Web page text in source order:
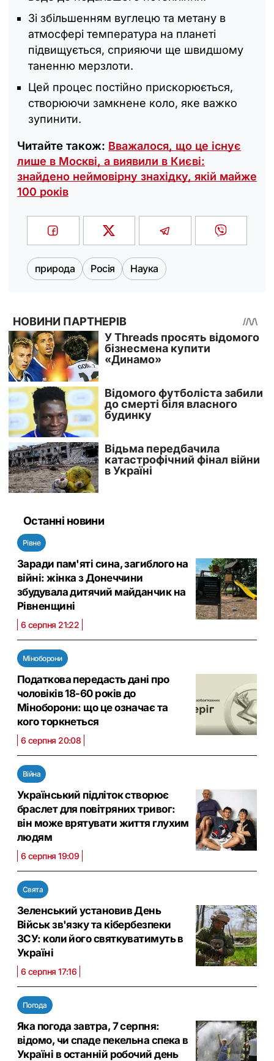
Зі збільшенням вуглецю та метану в
атмосфері температура на планеті
підвищується, сприяючи ще швидшому
таненню мерзлоти.
Цей процес постійно прискорюється,
створюючи замкнене коло, яке важко
зупинити.
Читайте також: Вважалося, що це існує
лише в Москві, а виявили в Києві:
знайдено неймовірну знахідку, якій майже
100 років
природа Росія Наука
Останні новини
Рівне
Заради пам'яті сина, загиблого на
війні: жінка з Донеччини
збудувала дитячий майданчик на
Рівненщині
6 серпня 21:22
Міноборони
Податкова передасть дані про
чоловіків 18-60 років до
Міноборони: що це означає та
кого торкнеться
6 серпня 20:08
Війна
Український підліток створює
браслет для повітряних тривог:
він може врятувати життя глухим
людям
6 серпня 19:09
Свята
Зеленський установив День
Військ зв'язку та кібербезпеки
ЗСУ: коли його святкуватимуть в
Україні
6 серпня 17:16
Погода
Яка погода завтра, 7 серпня:
відомо, чи спаде пекельна спека в
Україні в останній робочий день